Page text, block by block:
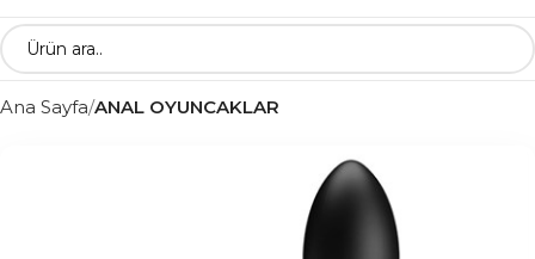
Ana Sayfa ANAL OYUNCAKLAR